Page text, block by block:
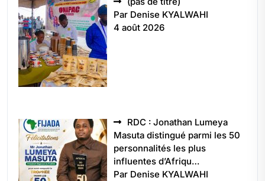
5496
Par Denise KYALWAHI
4 août 2026
RDC : Jonathan Lumeya
Masuta distingué parmi les 50
personnalités les plus
influentes d’Afriqu…
Par Denise KYALWAHI